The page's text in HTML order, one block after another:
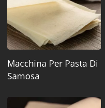
Macchina Per Pasta Di
Samosa